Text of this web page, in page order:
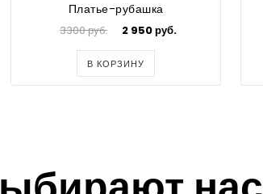
Платье-рубашка
3300 руб. 2 950 руб.
В КОРЗИНУ